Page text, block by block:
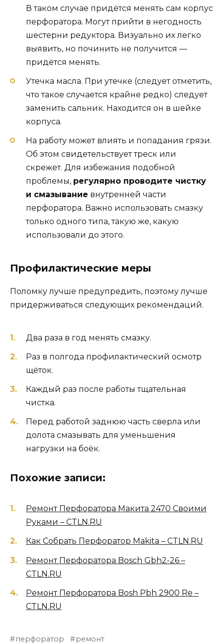
В таком случае придётся менять сам корпус
перфоратора. Могут прийти в негодность
шестерни редуктора. Визуально их легко
выявить, но починить не получится —
придётся менять.
Утечка масла. При утечке (следует отметить,
что такое случается крайне редко) следует
заменить сальник. Находится он в шейке
корпуса.
На работу может влиять и попадания грязи.
Об этом свидетельствует треск или
скрежет. Для избежания подобной
проблемы, регулярно проводите чистку
и смазывание внутренней части
перфоратора. Важно использовать смазку
только одного типа, такую же, какую
использовали до этого.
Профилактические меры
Поломку лучше предупредить, поэтому лучше
придерживаться следующих рекомендаций.
Два раза в год менять смазку.
Раз в полгода профилактический осмотр
щёток.
Каждый раз после работы тщательная
чистка.
Перед работой заднюю часть сверла или
долота смазывать для уменьшения
нагрузки на боёк.
Похожие записи:
Ремонт Перфоратора Макита 2470 Своими
Руками – CTLN.RU
Как Собрать Перфоратор Makita – CTLN.RU
Ремонт Перфоратора Bosch Gbh2-26 –
CTLN.RU
Ремонт Перфоратора Bosh Pbh 2900 Re –
CTLN.RU
перфоратор ремонт